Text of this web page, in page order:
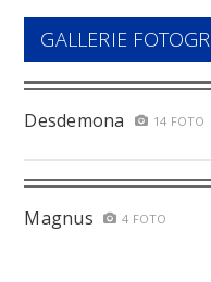
GALLERIE
Desdemona 14 FOTO
Magnus 4 FOTO